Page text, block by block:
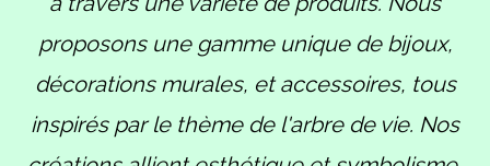
proposons une gamme unique de bijoux,
décorations murales, et accessoires, tous
inspirés par le thème de l'arbre de vie. Nos